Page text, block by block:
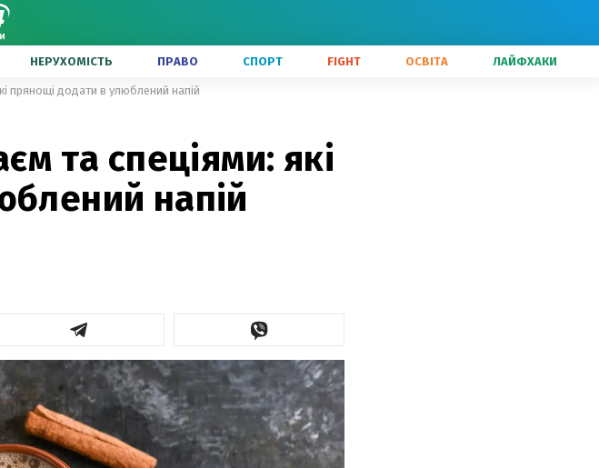
НЕРУХОМІСТЬ ПРАВО СПОРТ FIGHT ОСВІТА ЛАЙФХАКИ
прянощі додати в улюблений напій
та спеціями: які
напій